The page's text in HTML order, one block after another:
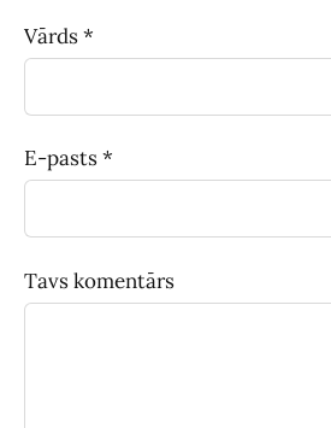
Vārds *
E-pasts *
Tavs komentārs